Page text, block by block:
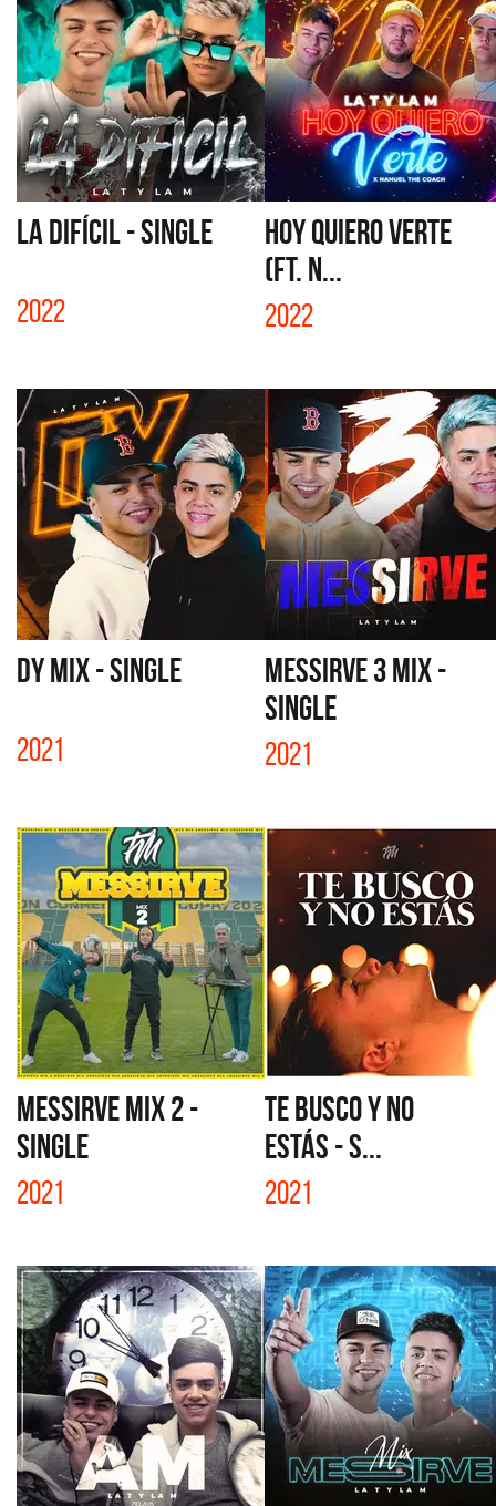
LA DIFÍCIL - SINGLE
2022
HOY QUIERO VERTE
(FT. N...
2022
DY MIX - SINGLE
2021
MESSIRVE 3 MIX -
SINGLE
2021
MESSIRVE MIX 2 -
SINGLE
2021
TE BUSCO Y NO
ESTÁS - S...
2021